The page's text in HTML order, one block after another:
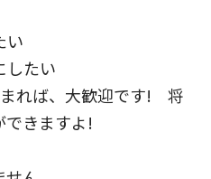
い
したい
れば、大歓迎です! 将
できますよ!